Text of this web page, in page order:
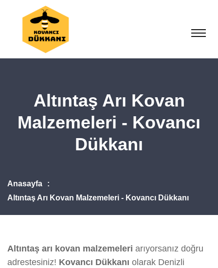
Altıntaş Arı Kovan
Malzemeleri - Kovancı
Dükkanı
Anasayfa
Altıntaş Arı Kovan Malzemeleri - Kovancı Dükkanı
Altıntaş arı kovan malzemeleri arıyorsanız doğru
adrestesiniz! Kovancı Dükkanı olarak Denizli